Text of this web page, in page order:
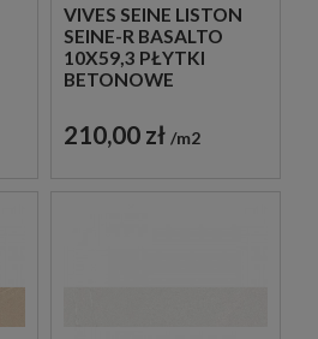
VIVES SEINE LISTON
SEINE-R BASALTO
10X59,3 PŁYTKI
BETONOWE
210,00 zł m2